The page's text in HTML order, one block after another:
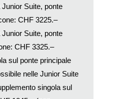
Suite, ponte
CHF 3225.–
Suite, ponte
CHF 3325.–
sul ponte principale
nelle Junior Suite
singola sul